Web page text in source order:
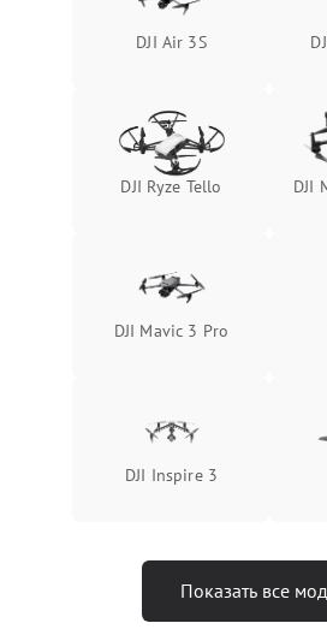
DJI Air 3S
DJI Ryze Tello DJI
DJI Mavic 3 Pro
DJI Inspire 3
Показать все